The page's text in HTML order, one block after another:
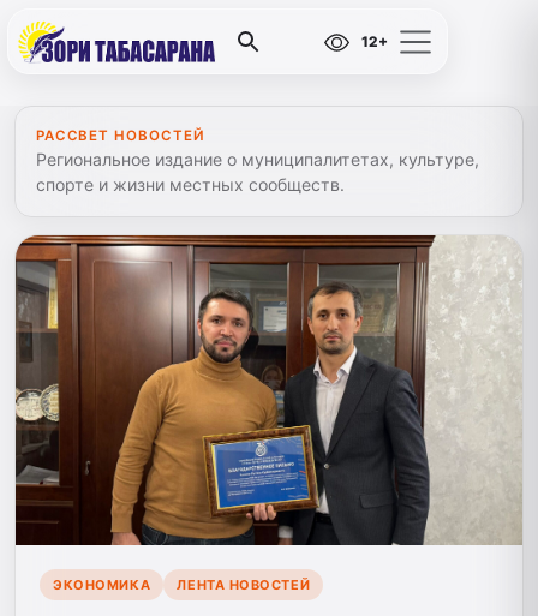
12+
РАССВЕТ НОВОСТЕЙ
Региональное издание о муниципалитетах, культуре,
спорте и жизни местных сообществ.
ЭКОНОМИКА ЛЕНТА НОВОСТЕЙ